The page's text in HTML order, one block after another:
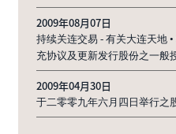
2009年08月07日
持续关连交易 - 有关大连天地
充协议及更新发行股份之一般
2009年04月30日
于二零零九年六月四日举行之